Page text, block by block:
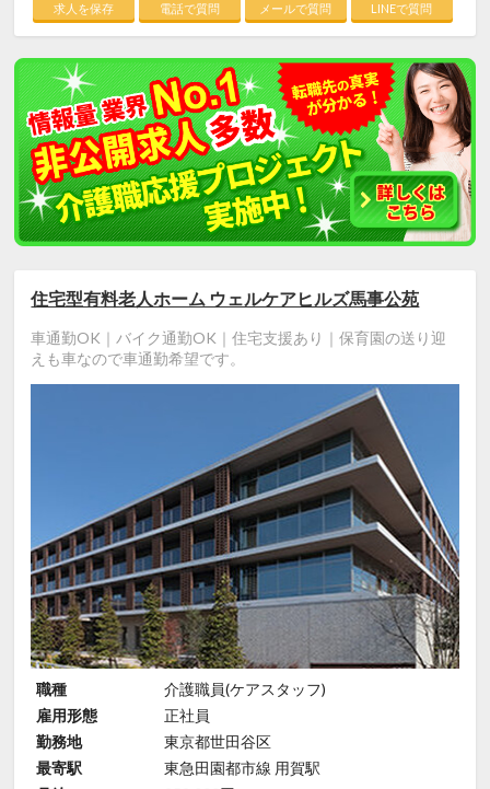
求人を保存 電話で質問 メールで質問 LINEで質問
住宅型有料老人ホーム ウェルケアヒルズ馬事公苑
車通勤OK｜バイク通勤OK｜住宅支援あり｜保育園の送り迎
えも車なので車通勤希望です。
職種
介護職員(ケアスタッフ)
雇用形態
正社員
勤務地
東京都世田谷区
最寄駅
東急田園都市線 用賀駅